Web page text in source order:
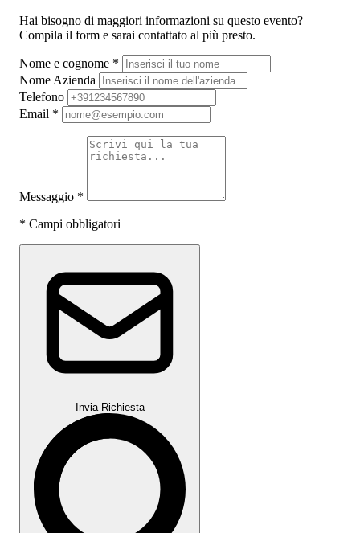
Hai bisogno di maggiori informazioni su questo evento?
Compila il form e sarai contattato al più presto.
Nome e cognome *
Nome Azienda
Telefono
Email *
Messaggio *
* Campi obbligatori
Invia Richiesta